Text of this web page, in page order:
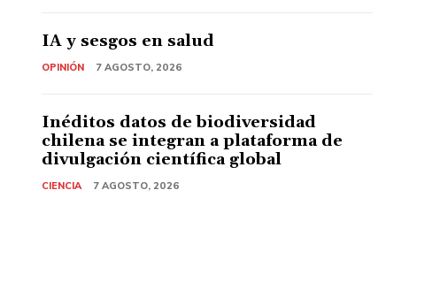
IA y sesgos en salud
OPINIÓN 7 AGOSTO, 2026
Inéditos datos de biodiversidad
chilena se integran a plataforma de
divulgación científica global
CIENCIA 7 AGOSTO, 2026